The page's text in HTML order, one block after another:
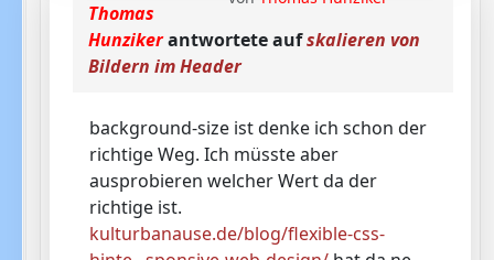
Thomas
Hunzikerantwortete aufskalieren von
Bildern im Header
background-size ist denke ich schon der
richtige Weg. Ich müsste aber
ausprobieren welcher Wert da der
richtige ist.
kulturbanause.de/blog/flexible-css-